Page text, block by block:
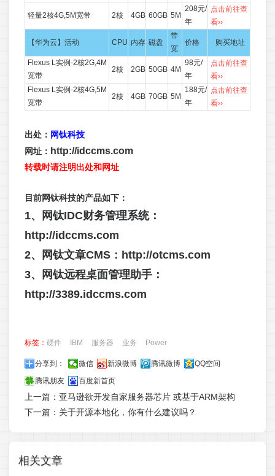
轻量2核4G,5M宽带 2核 4GB 60GB 5M
208元/
年
点击前往查
看››
【华为云】活动 CPU 内存 磁盘
带
宽
价格 购买地址
Flexus L实例-2核2G,4M
宽带
2核 2GB 50GB 4M
98元/
年
点击前往查
看››
Flexus L实例-2核4G,5M
宽带
2核 4GB 70GB 5M
188元/
年
点击前往查
看››
出处： 网钛科技
网址： http://idccms.com
转载时请注明出处和网址
目前网钛科技的产品如下：
1、网钛IDC财务管理系统：
http://idccms.com
2、网钛文章CMS： http://otcms.com
3、网钛远程桌面管理助手：
http://3389.idccms.com
标签： 硬件 IBM 服务器 业务 Power
分享到： 微信 新浪微博 腾讯微博
QQ空间
腾讯朋友
百度新首页
上一篇： 亚马逊欲开发自家服务器芯片 或基于ARM架构
下一篇： 关于开源本地化，你有什么建议吗？
相关文章